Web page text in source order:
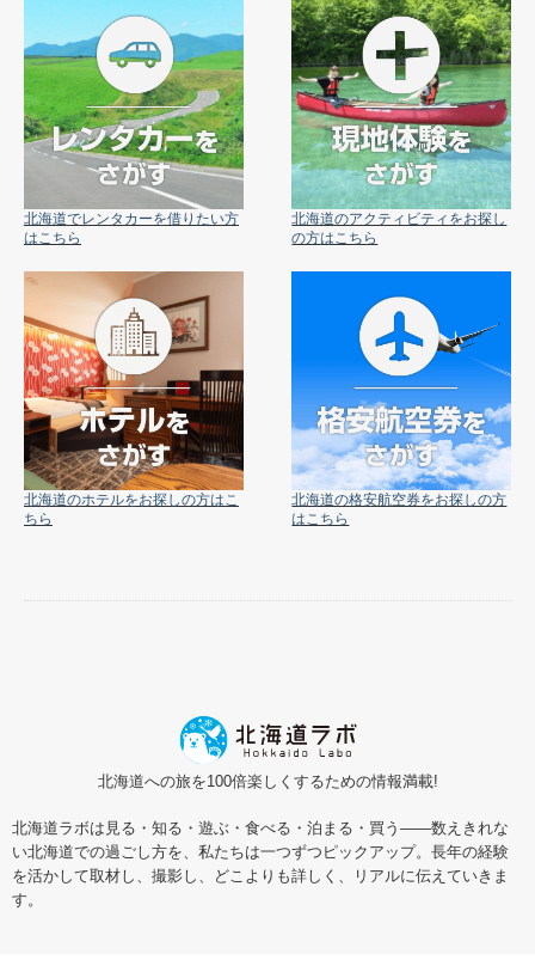
北海道でレンタカーを借りたい方
はこちら
北海道のアクティビティをお探し
の方はこちら
北海道のホテルをお探しの方はこ
ちら
北海道の格安航空券をお探しの方
はこちら
北海道への旅を100倍楽しくするための情報満載!
北海道ラボは見る・知る・遊ぶ・食べる・泊まる・買う――数えきれな
い北海道での過ごし方を、私たちは一つずつピックアップ。長年の経験
を活かして取材し、撮影し、どこよりも詳しく、リアルに伝えていきま
す。